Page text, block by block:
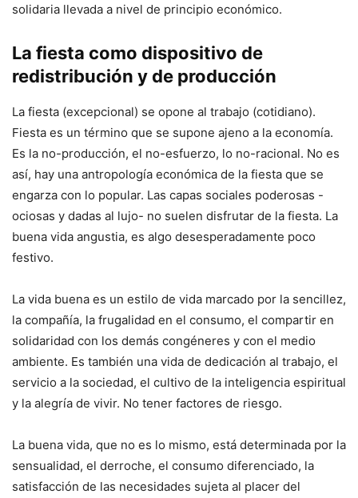
solidaria llevada a nivel de principio económico.
La fiesta como dispositivo de
redistribución y de producción
La fiesta (excepcional) se opone al trabajo (cotidiano).
Fiesta es un término que se supone ajeno a la economía.
Es la no-producción, el no-esfuerzo, lo no-racional. No es
así, hay una antropología económica de la fiesta que se
engarza con lo popular. Las capas sociales poderosas -
ociosas y dadas al lujo- no suelen disfrutar de la fiesta. La
buena vida angustia, es algo desesperadamente poco
festivo.
La vida buena es un estilo de vida marcado por la sencillez,
la compañía, la frugalidad en el consumo, el compartir en
solidaridad con los demás congéneres y con el medio
ambiente. Es también una vida de dedicación al trabajo, el
servicio a la sociedad, el cultivo de la inteligencia espiritual
y la alegría de vivir. No tener factores de riesgo.
La buena vida, que no es lo mismo, está determinada por la
sensualidad, el derroche, el consumo diferenciado, la
satisfacción de las necesidades sujeta al placer del